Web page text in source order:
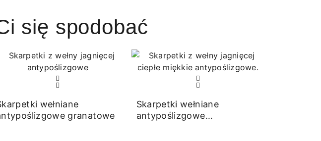
się spodobać
wełniane
granatowe
Skarpetki wełniane
antypoślizgowe